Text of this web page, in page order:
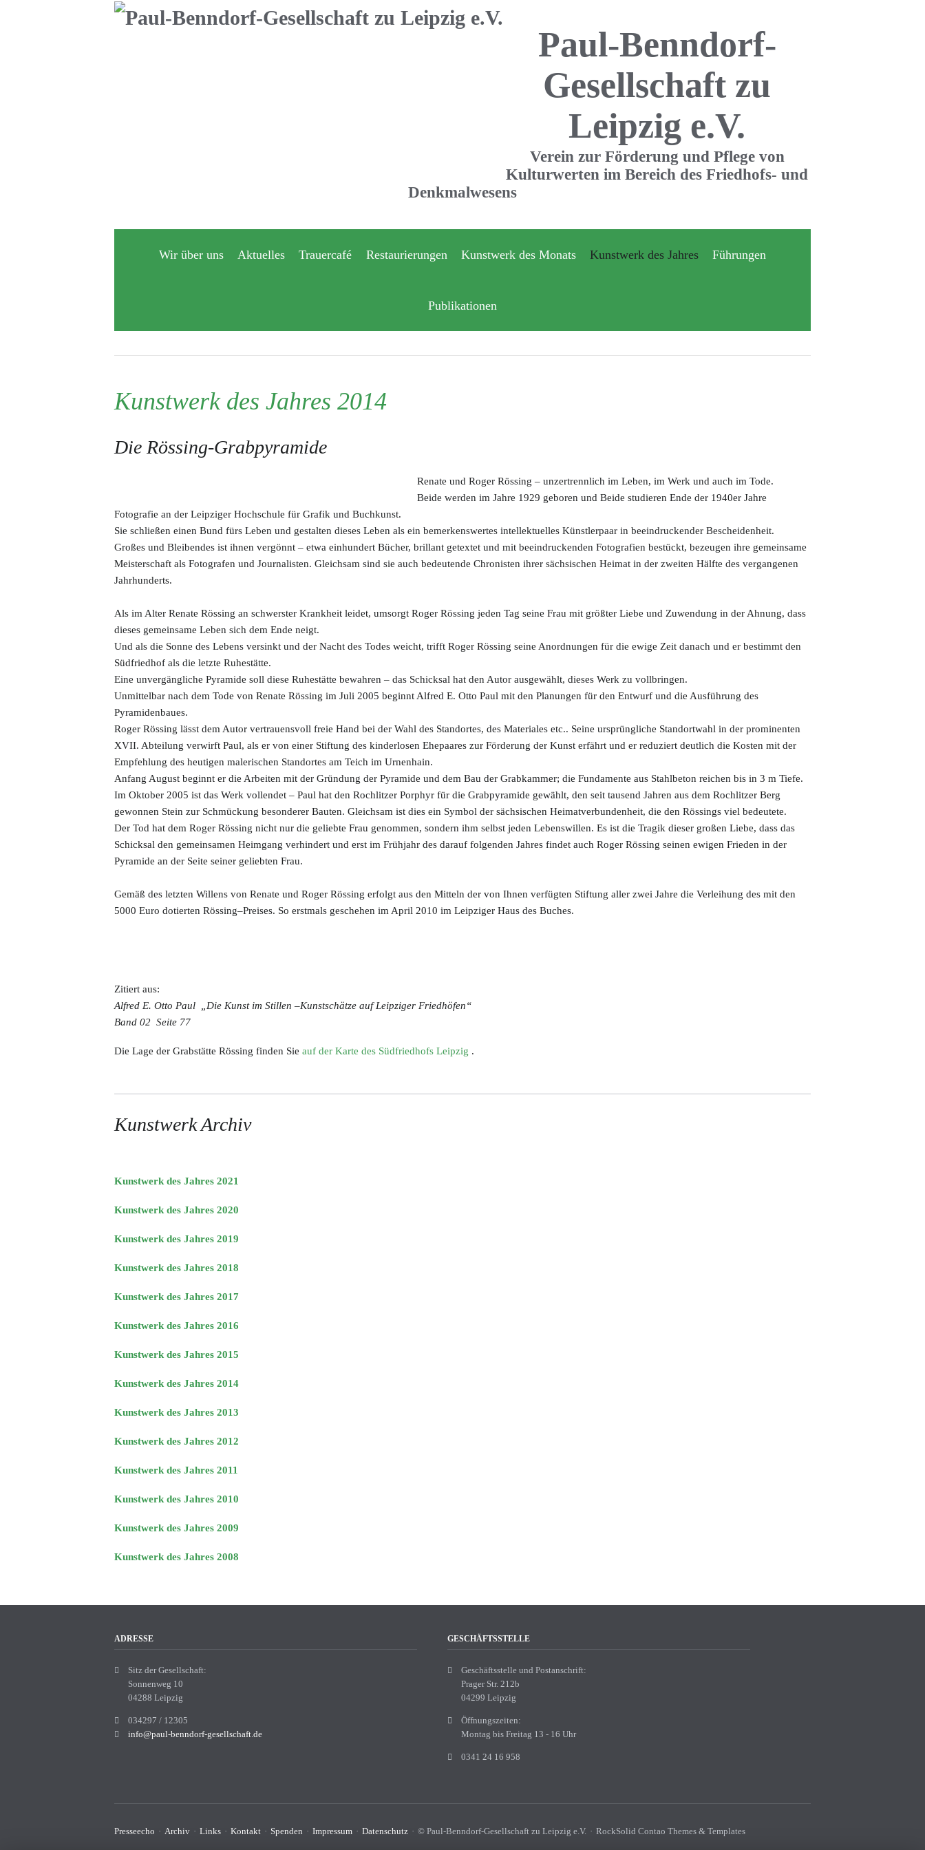
Paul-Benndorf-
Gesellschaft zu
Leipzig e.V.
Verein zur Förderung und Pflege von
Kulturwerten im Bereich des Friedhofs- und
Denkmalwesens
überspringen
Wir über uns
Beitragsordnung
Aktuelles Trauercafé Restaurierungen Kunstwerk des Monats Kunstwerk des Jahres Führungen
Publikationen
Kunstwerk des Jahres 2014
Die Rössing-Grabpyramide
Renate und Roger Rössing – unzertrennlich im Leben, im Werk und auch im Tode.
Beide werden im Jahre 1929 geboren und Beide studieren Ende der 1940er Jahre
Fotografie an der Leipziger Hochschule für Grafik und Buchkunst.
Sie schließen einen Bund fürs Leben und gestalten dieses Leben als ein bemerkenswertes intellektuelles Künstlerpaar in beeindruckender Bescheidenheit.
Großes und Bleibendes ist ihnen vergönnt – etwa einhundert Bücher, brillant getextet und mit beeindruckenden Fotografien bestückt, bezeugen ihre gemeinsame
Meisterschaft als Fotografen und Journalisten. Gleichsam sind sie auch bedeutende Chronisten ihrer sächsischen Heimat in der zweiten Hälfte des vergangenen
Jahrhunderts.
Als im Alter Renate Rössing an schwerster Krankheit leidet, umsorgt Roger Rössing jeden Tag seine Frau mit größter Liebe und Zuwendung in der Ahnung, dass
dieses gemeinsame Leben sich dem Ende neigt.
Und als die Sonne des Lebens versinkt und der Nacht des Todes weicht, trifft Roger Rössing seine Anordnungen für die ewige Zeit danach und er bestimmt den
Südfriedhof als die letzte Ruhestätte.
Eine unvergängliche Pyramide soll diese Ruhestätte bewahren – das Schicksal hat den Autor ausgewählt, dieses Werk zu vollbringen.
Unmittelbar nach dem Tode von Renate Rössing im Juli 2005 beginnt Alfred E. Otto Paul mit den Planungen für den Entwurf und die Ausführung des
Pyramidenbaues.
Roger Rössing lässt dem Autor vertrauensvoll freie Hand bei der Wahl des Standortes, des Materiales etc.. Seine ursprüngliche Standortwahl in der prominenten
XVII. Abteilung verwirft Paul, als er von einer Stiftung des kinderlosen Ehepaares zur Förderung der Kunst erfährt und er reduziert deutlich die Kosten mit der
Empfehlung des heutigen malerischen Standortes am Teich im Urnenhain.
Anfang August beginnt er die Arbeiten mit der Gründung der Pyramide und dem Bau der Grabkammer; die Fundamente aus Stahlbeton reichen bis in 3 m Tiefe.
Im Oktober 2005 ist das Werk vollendet – Paul hat den Rochlitzer Porphyr für die Grabpyramide gewählt, den seit tausend Jahren aus dem Rochlitzer Berg
gewonnen Stein zur Schmückung besonderer Bauten. Gleichsam ist dies ein Symbol der sächsischen Heimatverbundenheit, die den Rössings viel bedeutete.
Der Tod hat dem Roger Rössing nicht nur die geliebte Frau genommen, sondern ihm selbst jeden Lebenswillen. Es ist die Tragik dieser großen Liebe, dass das
Schicksal den gemeinsamen Heimgang verhindert und erst im Frühjahr des darauf folgenden Jahres findet auch Roger Rössing seinen ewigen Frieden in der
Pyramide an der Seite seiner geliebten Frau.
Gemäß des letzten Willens von Renate und Roger Rössing erfolgt aus den Mitteln der von Ihnen verfügten Stiftung aller zwei Jahre die Verleihung des mit den
5000 Euro dotierten Rössing–Preises. So erstmals geschehen im April 2010 im Leipziger Haus des Buches.
Zitiert aus:
Alfred E. Otto Paul „Die Kunst im Stillen –Kunstschätze auf Leipziger Friedhöfen“
Band 02 Seite 77
Die Lage der Grabstätte Rössing finden Sie auf der Karte des Südfriedhofs Leipzig .
Kunstwerk Archiv
Kunstwerk des Jahres 2021
Kunstwerk des Jahres 2020
Kunstwerk des Jahres 2019
Kunstwerk des Jahres 2018
Kunstwerk des Jahres 2017
Kunstwerk des Jahres 2016
Kunstwerk des Jahres 2015
Kunstwerk des Jahres 2014
Kunstwerk des Jahres 2013
Kunstwerk des Jahres 2012
Kunstwerk des Jahres 2011
Kunstwerk des Jahres 2010
Kunstwerk des Jahres 2009
Kunstwerk des Jahres 2008
ADRESSE
Sitz der Gesellschaft:
Sonnenweg 10
04288 Leipzig
034297 / 12305
info@paul-benndorf-gesellschaft.de
GESCHÄFTSSTELLE
Geschäftsstelle und Postanschrift:
Prager Str. 212b
04299 Leipzig
Öffnungszeiten:
Montag bis Freitag 13 - 16 Uhr
0341 24 16 958
Navigation
Presseecho Archiv Links Kontakt Spenden Impressum Datenschutz © Paul-Benndorf-Gesellschaft zu Leipzig e.V. RockSolid Contao Themes & Templates